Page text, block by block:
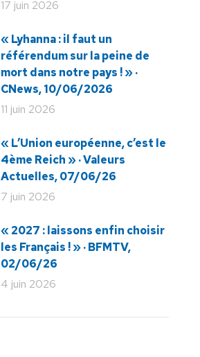
17 juin 2026
« Lyhanna : il faut un
référendum sur la peine de
mort dans notre pays ! » ·
CNews, 10/06/2026
11 juin 2026
« L’Union européenne, c’est le
4ème Reich » · Valeurs
Actuelles, 07/06/26
7 juin 2026
« 2027 : laissons enfin choisir
les Français ! » · BFMTV,
02/06/26
4 juin 2026